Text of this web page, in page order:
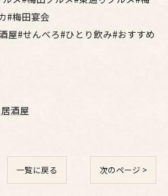
#梅田宴会
屋#せんべろ#ひとり飲み#おすすめ
酒屋
一覧に戻る 次のページ >